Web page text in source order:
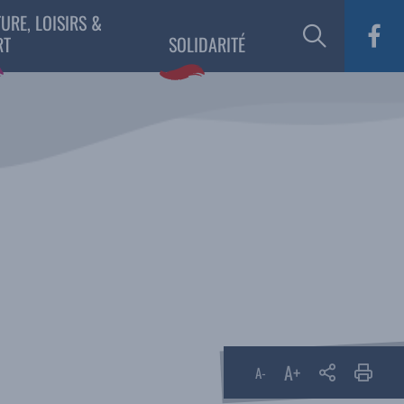
LOISIRS &
SOLIDARITÉ
A-
A+
Partager